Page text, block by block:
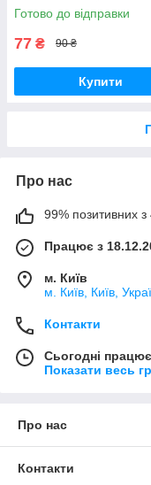
Готово до відправки
77 ₴ 90 ₴
Купити
Про нас
99% позитивних з
Працює з
м. Київ
м. Київ, Київ,
Контакти
Сьогодні
Показати весь
Про нас
Контакти